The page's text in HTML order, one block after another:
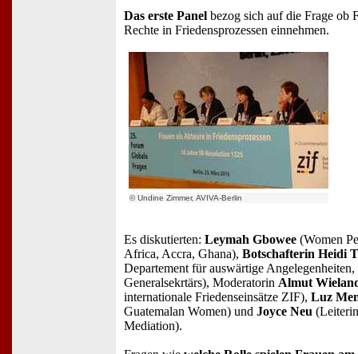
Das erste Panel bezog sich auf die Frage ob
Rechte in Friedensprozessen einnehmen.
© Undine Zimmer, AVIVA-Berlin
Es diskutierten: Leymah Gbowee (Women
Africa, Accra, Ghana), Botschafterin Heidi
Departement für auswärtige
Generalsekrtärs), Moderatorin Almut
internationale Friedenseinsätze ZIF), Luz
Guatemalan Women) und Joyce Neu
Mediation).